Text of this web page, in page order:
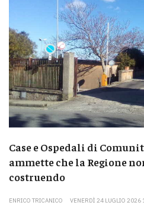
Case e Ospedali di
ammette che la Regione
costruendo
ENRICO TRICANICO VENERDÌ 24 LUGLIO 2026